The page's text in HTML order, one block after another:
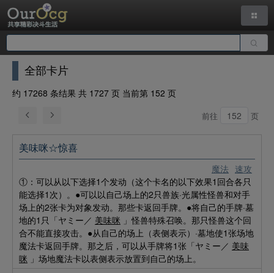
全部卡片
约 17268 条结果 共 1727 页 当前第 152 页
前往 页
魔法 速攻
美味咪☆惊喜
①：可以从以下选择1个发动（这个卡名的以下效果1回合各只
能选择1次）。●可以以自己场上的2只兽族·光属性怪兽和对手
场上的2张卡为对象发动。那些卡返回手牌。●将自己的手牌·墓
地的1只「ヤミー／ 美味咪 」怪兽特殊召唤。那只怪兽这个回
合不能直接攻击。●从自己的场上（表侧表示）·墓地使1张场地
魔法卡返回手牌。那之后，可以从手牌将1张「ヤミー／ 美味
咪 」场地魔法卡以表侧表示放置到自己的场上。